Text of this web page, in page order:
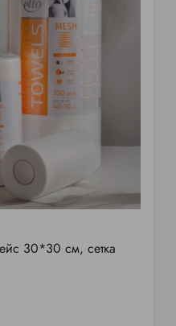
30*30 см, сетка